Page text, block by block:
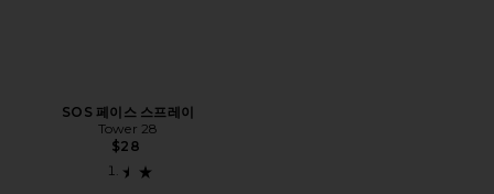
SOS 페이스 스프레이
Tower 28
$28